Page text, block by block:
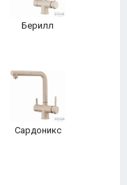
Берилл
Сардоникс